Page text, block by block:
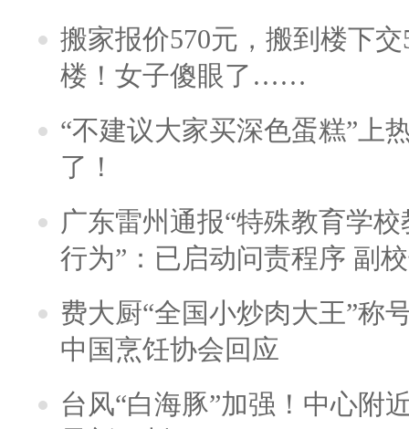
搬家报价570元，搬到楼下
楼！女子傻眼了……
“不建议大家买深色蛋糕”上
了！
广东雷州通报“特殊教育学
行为”：已启动问责程序 副
费大厨“全国小炒肉大王”称
中国烹饪协会回应
台风“白海豚”加强！中心附